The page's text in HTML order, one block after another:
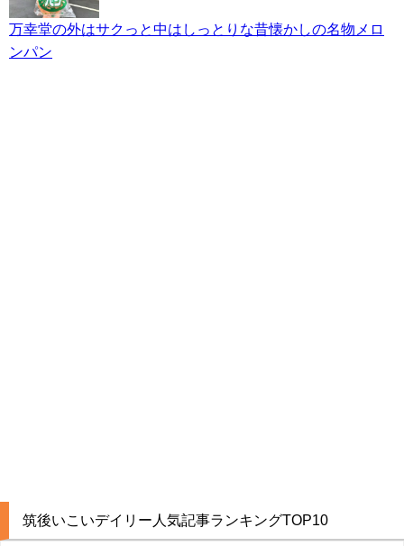
万幸堂の外はサクっと中はしっとりな昔懐かしの名物メロ
ンパン
筑後いこいデイリー人気記事ランキングTOP10